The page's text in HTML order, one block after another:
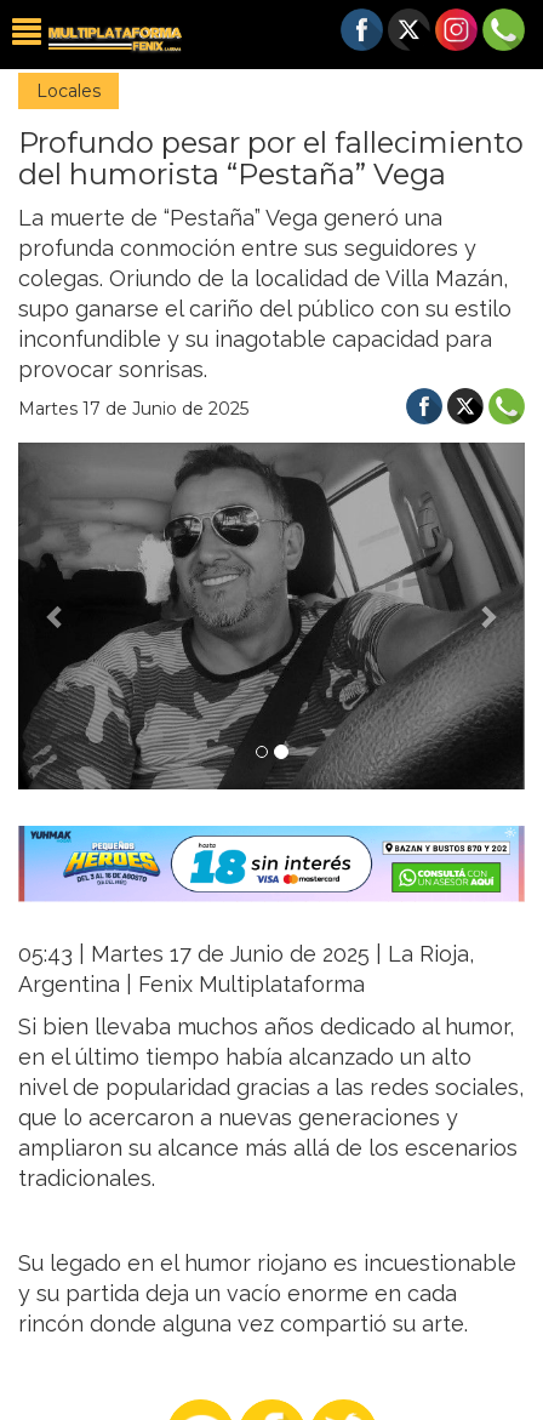
Locales
Profundo pesar por el fallecimiento
del humorista “Pestaña” Vega
La muerte de “Pestaña” Vega generó una
profunda conmoción entre sus seguidores y
colegas. Oriundo de la localidad de Villa Mazán,
supo ganarse el cariño del público con su estilo
inconfundible y su inagotable capacidad para
provocar sonrisas.
Martes 17 de Junio de 2025
Next
05:43 | Martes 17 de Junio de 2025 | La Rioja,
Argentina | Fenix Multiplataforma
Si bien llevaba muchos años dedicado al humor,
en el último tiempo había alcanzado un alto
nivel de popularidad gracias a las redes sociales,
que lo acercaron a nuevas generaciones y
ampliaron su alcance más allá de los escenarios
tradicionales.
Su legado en el humor riojano es incuestionable
y su partida deja un vacío enorme en cada
rincón donde alguna vez compartió su arte.